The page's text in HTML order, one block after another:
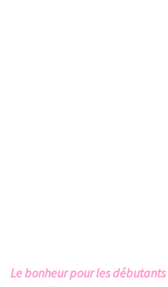
Le bonheur pour les débutants